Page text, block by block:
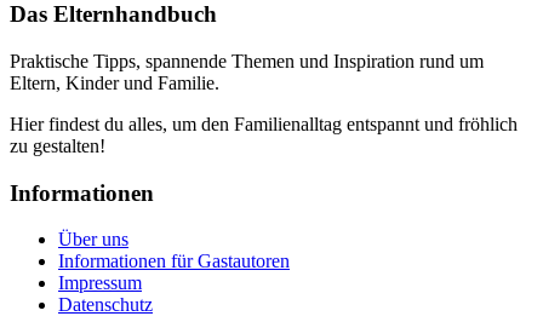
Das Elternhandbuch
Praktische Tipps, spannende Themen und Inspiration rund um
Eltern, Kinder und Familie.
Hier findest du alles, um den Familienalltag entspannt und fröhlich
zu gestalten!
Informationen
Über uns
Informationen für Gastautoren
Impressum
Datenschutz